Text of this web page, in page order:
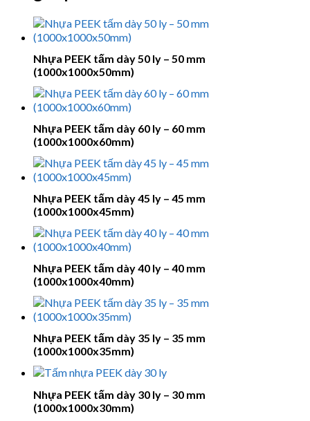
Nhựa PEEK tấm dày 50 ly – 50 mm
(1000x1000x50mm)
Nhựa PEEK tấm dày 60 ly – 60 mm
(1000x1000x60mm)
Nhựa PEEK tấm dày 45 ly – 45 mm
(1000x1000x45mm)
Nhựa PEEK tấm dày 40 ly – 40 mm
(1000x1000x40mm)
Nhựa PEEK tấm dày 35 ly – 35 mm
(1000x1000x35mm)
Nhựa PEEK tấm dày 30 ly – 30 mm
(1000x1000x30mm)